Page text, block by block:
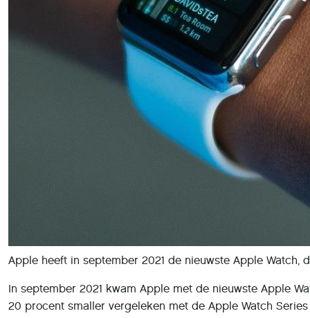
Apple heeft in september 2021 de nieuwste Apple
In september 2021 kwam Apple met de nieuwste Apple
20 procent smaller vergeleken met de Apple Watch